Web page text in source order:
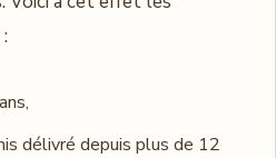
délivré depuis plus de 12